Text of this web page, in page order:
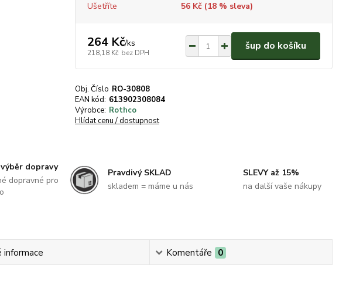
Ušetříte 56 Kč (18% sleva)
264 Kč/ks
218,18 Kč bez DPH
šup do košíku
Obj. Číslo RO-30808
EAN kód: 613902308084
Výrobce: Rothco
Hlídat cenu / dostupnost
dopravy
dopravné pro
Pravdivý SKLAD
skladem = máme u nás
SLEVY až 15%
na další vaše nákupy
informace Komentáře 0